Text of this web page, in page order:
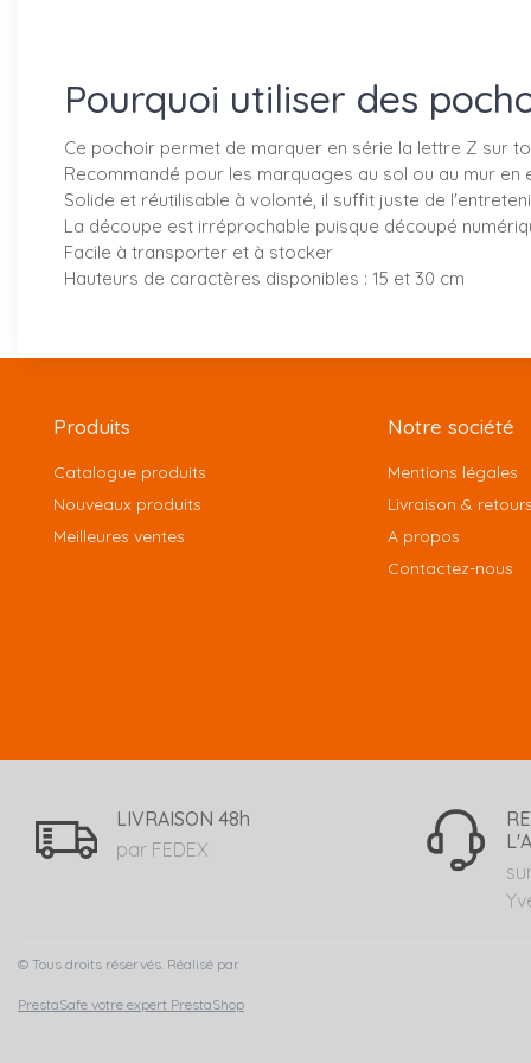
Pourquoi utiliser des
Ce pochoir permet de marquer en série la lettre Z sur
Recommandé pour les marquages au sol ou au mur
Solide et réutilisable à volonté, il suffit juste de
La découpe est irréprochable puisque découpé
Facile à transporter et à stocker
Hauteurs de caractères disponibles : 15 et 30 cm
Produits
Catalogue produits
Nouveaux produits
Meilleures ventes
Notre société
Mentions légales
Livraison &
A propos
Contactez-nous
LIVRAISON 48h
par FEDEX
© Tous droits réservés. Réalisé par
PrestaSafe votre expert PrestaShop